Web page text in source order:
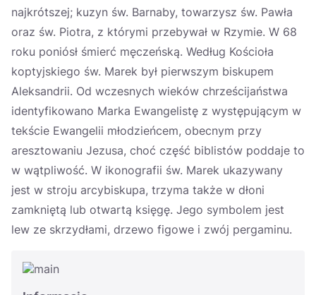
najkrótszej; kuzyn św. Barnaby, towarzysz św. Pawła
oraz św. Piotra, z którymi przebywał w Rzymie. W 68
roku poniósł śmierć męczeńską. Według Kościoła
koptyjskiego św. Marek był pierwszym biskupem
Aleksandrii. Od wczesnych wieków chrześcijaństwa
identyfikowano Marka Ewangelistę z występującym w
tekście Ewangelii młodzieńcem, obecnym przy
aresztowaniu Jezusa, choć część biblistów poddaje to
w wątpliwość. W ikonografii św. Marek ukazywany
jest w stroju arcybiskupa, trzyma także w dłoni
zamkniętą lub otwartą księgę. Jego symbolem jest
lew ze skrzydłami, drzewo figowe i zwój pergaminu.